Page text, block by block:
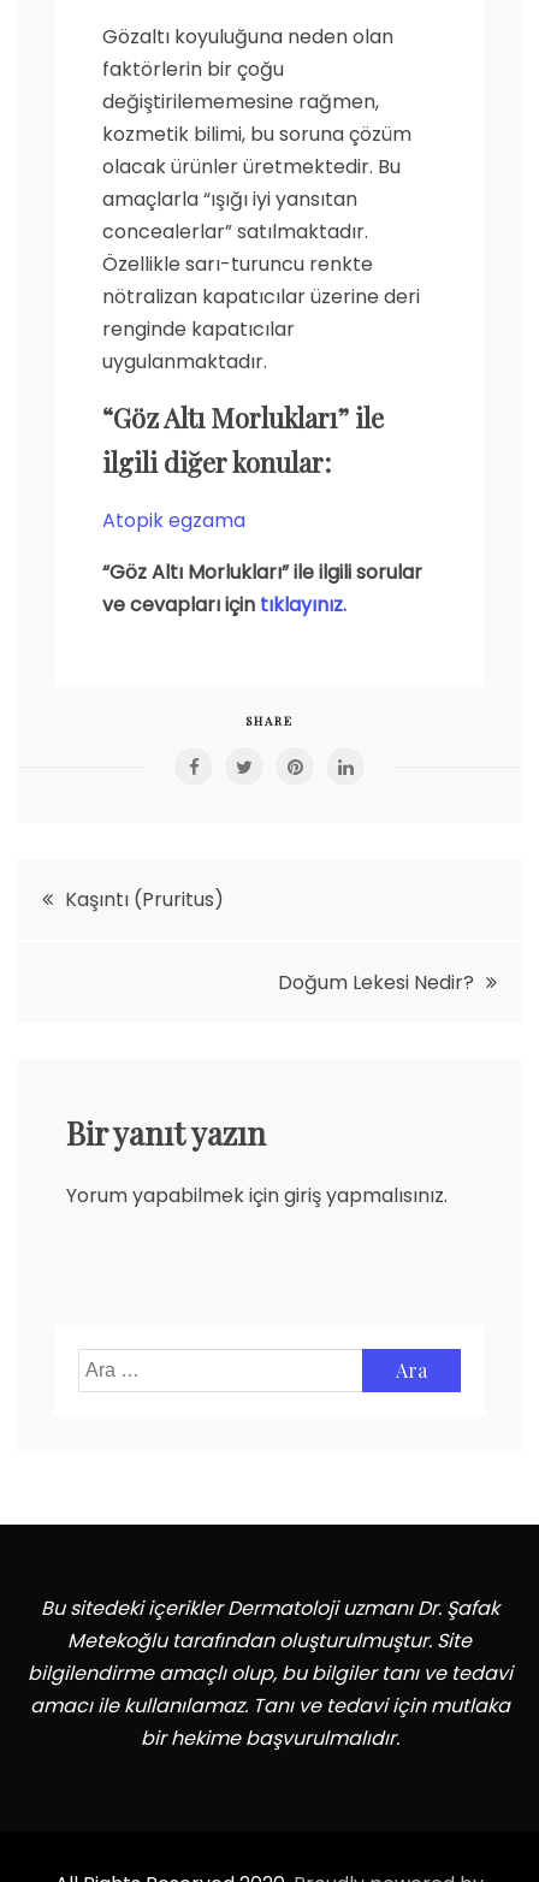
Gözaltı koyuluğuna neden olan
faktörlerin bir çoğu
değiştirilememesine rağmen,
kozmetik bilimi, bu soruna çözüm
olacak ürünler üretmektedir. Bu
amaçlarla “ışığı iyi yansıtan
concealerlar” satılmaktadır.
Özellikle sarı-turuncu renkte
nötralizan kapatıcılar üzerine deri
renginde kapatıcılar
uygulanmaktadır.
“Göz Altı Morlukları” ile
ilgili diğer konular:
Atopik egzama
“Göz Altı Morlukları” ile ilgili sorular
ve cevapları için tıklayınız.
SHARE
YazıKaşıntı (Pruritus)
Doğum Lekesi Nedir?
Bir yanıt yazın
Yorum yapabilmek içingiriş yapmalısınız.
Arama:
Bu sitedeki içerikler Dermatoloji uzmanı Dr. Şafak
Metekoğlu tarafından oluşturulmuştur. Site
bilgilendirme amaçlı olup, bu bilgiler tanı ve tedavi
amacı ile kullanılamaz. Tanı ve tedavi için mutlaka
bir hekime başvurulmalıdır.